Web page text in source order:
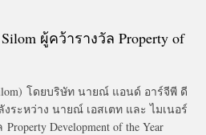
ผู้คว้ารางวัล Property of
โดยบริษัท นายณ์ แอนด์ อาร์จีพี ดี
ระหว่าง นายณ์ เอสเตท และ ไมเนอร์
Development of the Year